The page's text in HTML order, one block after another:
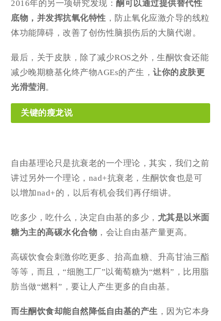
2016年的另一项研究发现：酮可以通过提供替代性
底物，并发挥抗氧化特性 ，防止氧化应激介导的线粒
体功能障碍，改善了创伤性脑损伤后的大脑代谢。
最后，关于皮肤，除了减少ROS之外，生酮饮食还能
减少晚期糖基化终产物AGEs的产生，让你的皮肤更
光滑莹润。
关键的瘦龙说
自由基理论只是抗衰老的一个理论，其实，我们之前
讲过另外一个理论，nad+抗衰老，生酮饮食也是可
以增加nad+的，以后有机会我们再仔细讲。
吃多少，吃什么，决定自由基的多少， 尤其是以米面
糖为主的高碳水化合物 ，会让自由基产量更高。
高碳饮食会刺激你吃更多、抬高血糖、升高甘油三酯
等等，而且，“细胞工厂”以葡萄糖为“燃料”，比用脂
肪当做“燃料”，要让人产生更多的自由基。
而生酮饮食却能自然降低自由基的产生 ，因为它本身